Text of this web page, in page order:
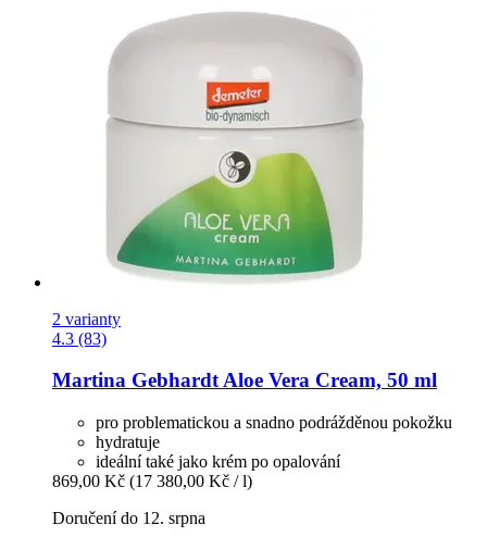
2 varianty
4.3 (83)
Martina GebhardtAloe Vera Cream, 50 ml
pro problematickou a snadno podrážděnou pokožku
hydratuje
ideální také jako krém po opalování
869,00 Kč (17 380,00 Kč / l)
Doručení do 12. srpna